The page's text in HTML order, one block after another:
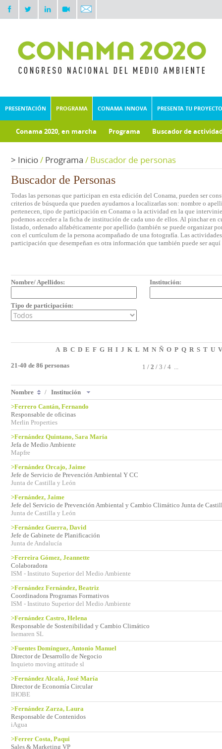
PRESENTACIÓN PROGRAMA CONAMA INNOVA PRESENTA TU PROYECTO
Conama 2020, en marcha Programa Buscador de
> Inicio/ Programa / Buscador de personas
Buscador de Personas
Todas las personas que participan en esta edición del Conama, pueden ser
criterios de búsqueda que pueden ayudarnos a localizarlas son: nombre o
pertenecen, tipo de participación en Conama o la actividad en la que
podemos acceder a la ficha de institución de cada uno de ellos. Al pinchar en
listado, ordenado alfabéticamente por apellido (también se puede organizar
con el currículum de la persona acompañado de una fotografía. Las
participación que desempeñan es otra información que también puede ser
Nombre/ Apellidos: Institución:
Tipo de participación:
A B C D E F G H I J K L M N Ñ O P Q R S T U V
21-40 de 86 personas 1 / 2 / 3 / 4 ...
Nombre / Institución
>Ferrero Cantán, Fernando
Responsable de oficinas
Merlin Properties
>Fernández Quintano, Sara María
Jefa de Medio Ambiente
Mapfre
>Fernández Orcajo, Jaime
Jefe de Servicio de Prevención Ambiental Y CC
Junta de Castilla y León
>Fernández, Jaime
Jefe del Servicio de Prevención Ambiental y Cambio Climático Junta de
Junta de Castilla y León
>Fernández Guerra, David
Jefe de Gabinete de Planificación
Junta de Andalucía
>Ferreira Gómez, Jeannette
Colaboradora
ISM - Instituto Superior del Medio Ambiente
>Fernández Fernández, Beatriz
Coordinadora Programas Formativos
ISM - Instituto Superior del Medio Ambiente
>Fernández Castro, Helena
Responsable de Sostenibilidad y Cambio Climático
Isemaren SL
>Fuentes Domínguez, Antonio Manuel
Director de Desarrollo de Negocio
Inquieto moving attitude sl
>Fernández Alcalá, José María
Director de Economía Circular
IHOBE
>Fernández Zarza, Laura
Responsable de Contenidos
iAgua
>Ferrer Costa, Paqui
Sales & Marketing VP